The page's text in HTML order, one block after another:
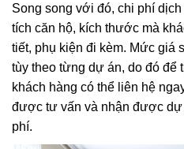
Song song với đó, chi phí
tích căn hộ, kích thước mà
tiết, phụ kiện đi kèm. Mức giá
tùy theo từng dự án, do đó để
khách hàng có thể liên hệ
được tư vấn và nhận được dự
phí.